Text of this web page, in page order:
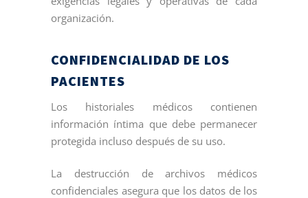
organización.
CONFIDENCIALIDAD DE LOS
PACIENTES
Los historiales médicos contienen
información íntima que debe permanecer
protegida incluso después de su uso.
La destrucción de archivos médicos
confidenciales asegura que los datos de los